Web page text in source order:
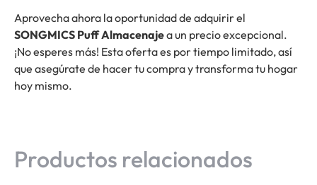
Aprovecha ahora la oportunidad de adquirir el
SONGMICS Puff Almacenajea un precio excepcional.
¡No esperes más! Esta oferta es por tiempo limitado, así
que asegúrate de hacer tu compra y transforma tu hogar
hoy mismo.
Productos relacionados